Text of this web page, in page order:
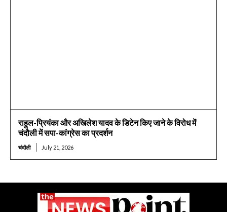
राहुल-प्रियंका और अखिलेश यादव के डिटेन किए जाने के विरोध में
चंदौली में सपा-कांग्रेस का प्रदर्शन
चंदौली July 21, 2026